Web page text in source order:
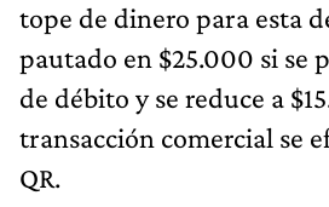
tope de dinero para esta
pautado en $25.000 si se
de débito y se reduce a
transacción comercial se
QR.